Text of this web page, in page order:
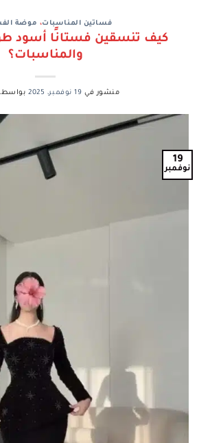
فساتين المناسبات، موضة
كيف تنسقين فستانًا أسود
والمناسبات؟
منشور في 19 نوفمبر، 2025
19
نوفمبر